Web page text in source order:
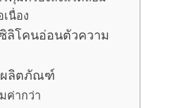
นื่อง
ลิโคนอ่อนตัวความ
ผลิตภัณฑ์
ค่ากว่า